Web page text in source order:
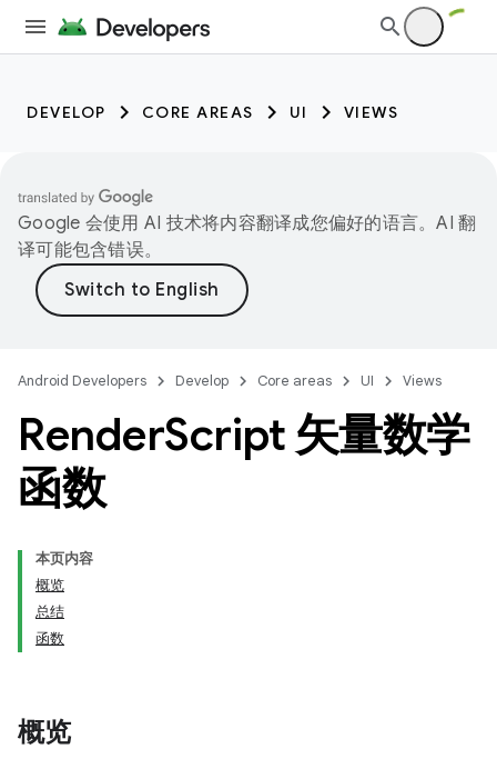
DEVELOP CORE AREAS UI VIEWS
Google 会使用 AI 技术将内容翻译成您偏好的语言。AI 翻
译可能包含错误。
Android Developers Develop Core areas UI Views
RenderScript 矢量数学
函数
本页内容
概览
总结
函数
概览